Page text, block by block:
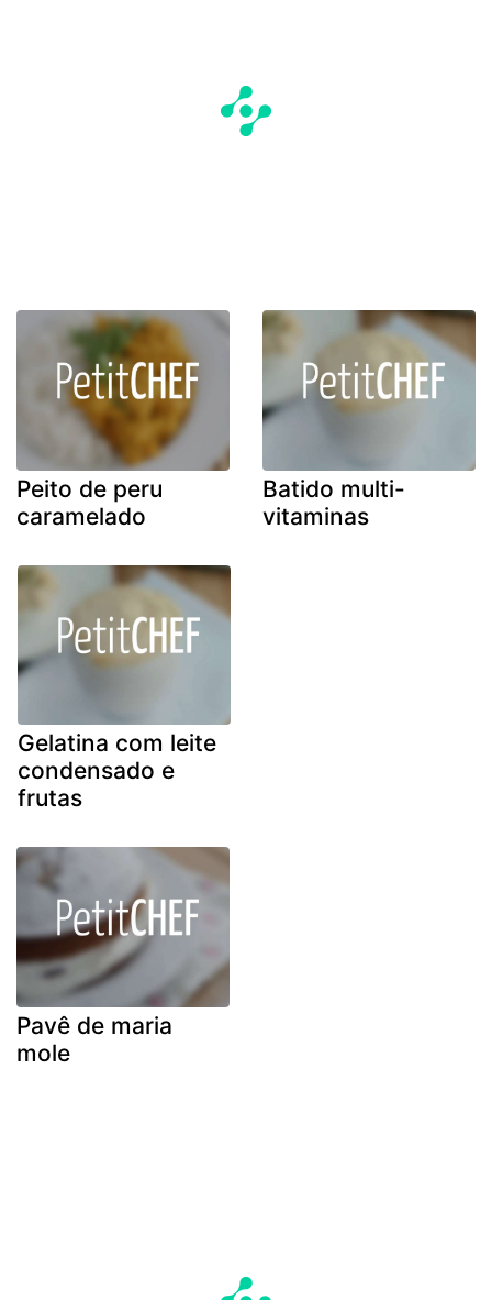
Peito de peru
caramelado
Batido multi-
vitaminas
Gelatina com leite
condensado e
frutas
Pavê de maria
mole